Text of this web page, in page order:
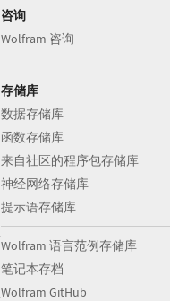
咨询
Wolfram 咨询
存储库
数据存储库
函数存储库
来自社区的程序包存储库
神经网络存储库
提示语存储库
Wolfram 语言范例存储库
笔记本存档
Wolfram GitHub